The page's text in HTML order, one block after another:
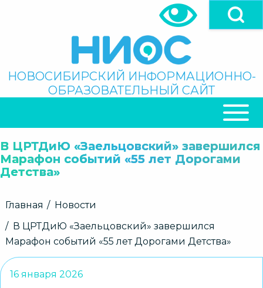
Поиск
НОВОСИБИРСКИЙ ИНФОРМАЦИОННО-
ОБРАЗОВАТЕЛЬНЫЙ САЙТ
НАВИГАЦИЯ
В ЦРТДиЮ «Заельцовский» завершился
Марафон событий «55 лет Дорогами
Детства»
Строка
Главная
Новости
В ЦРТДиЮ «Заельцовский» завершился
Марафон событий «55 лет Дорогами Детства»
16 января 2026